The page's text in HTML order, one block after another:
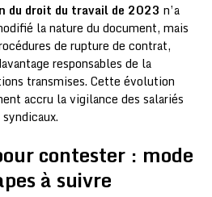
du droit du travail de 2023 n’a
la nature du document, mais
de rupture de contrat,
responsables de la
transmises. Cette évolution
accru la vigilance des salariés
contester : mode
à suivre